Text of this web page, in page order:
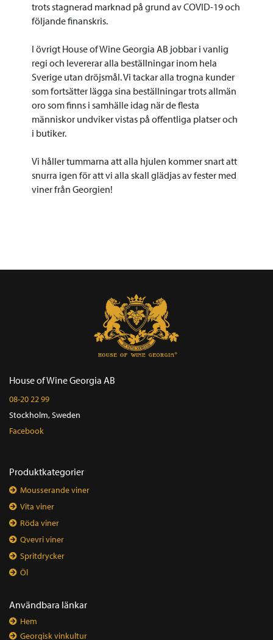
trots stagnerad marknad på grund av COVID-19 och
följande finanskris.
I övrigt House of Wine Georgia AB jobbar i vanlig
regi och levererar alla beställningar inom hela
Sverige utan dröjsmål. Vi tackar alla trogna kunder
som fortsätter lägga sina beställningar trots allmän
oro som finns i samhälle idag när de flesta
människor undviker vistas på offentliga platser och
i butiker.
Vi håller tummarna att alla hjulen kommer snart att
snurra igen för att vi alla skall glädjas av fester med
viner från Georgien!
House of Wine Georgia AB
08-20 22 99
Stockholm, Sweden
Facebook
Produktkategorier
Mousserande viner
Vita viner
Röda viner
Qvevri viner
Spritdrycker
Öl
Användbara länkar
Hem
Georgisk vinkultur